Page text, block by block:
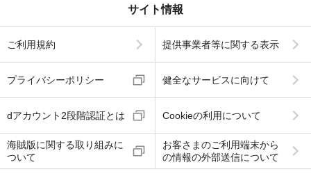
サイト情報
ご利用規約 提供事業者等に関する表示
プライバシーポリシー 健全なサービスに向けて
dアカウント2段階認証とは Cookieの利用について
海賊版に関する取り組みに
ついて
お客さまのご利用端末から
の情報の外部送信について